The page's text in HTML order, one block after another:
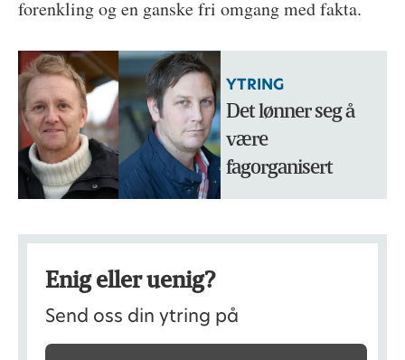
forenkling og en ganske fri omgang med fakta.
YTRING
Det lønner seg å
være
fagorganisert
Enig eller uenig?
Send oss din ytring på